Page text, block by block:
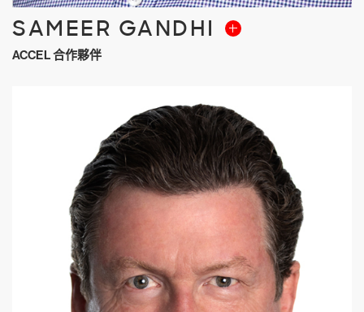
SAMEER GANDHI
ACCEL 合作夥伴